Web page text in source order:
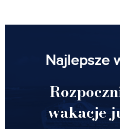
Najlepsze
wakacje